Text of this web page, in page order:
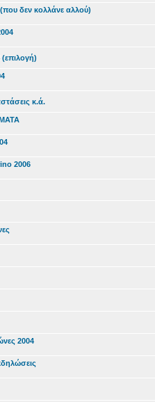
δεν κολλάνε αλλού)
(επιλογή)
κ.ά.
2006
2004